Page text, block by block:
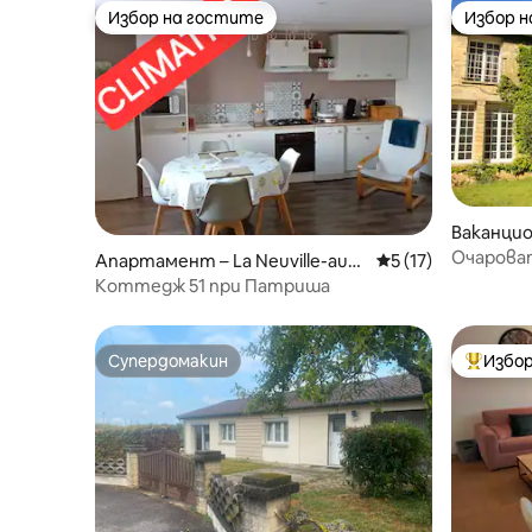
Избор на гостите
Избор на гостите
Апартамент – La Neuville-aux-
Bois
Средна оценка: 5
5 (17)
Коттедж 51 при Патриша
Избор
Избор
ville
Супердомакин
Супердомакин Най-